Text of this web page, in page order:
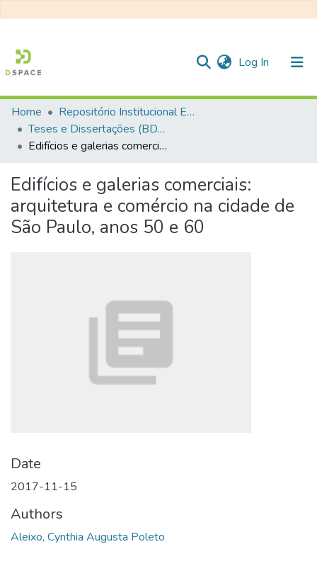
Log In (current)
Communities & Collections
All of DSpace
Statistics
Home
Repositório Institucional EESC
Teses e Dissertações (BDTD USP)
Edifícios e galerias comerciais: arquitetura e comércio na cidade de São Paulo, anos 50 e 60
Edifícios e galerias comerciais:
arquitetura e comércio na cidade de
São Paulo, anos 50 e 60
Date
2017-11-15
Authors
Aleixo, Cynthia Augusta Poleto